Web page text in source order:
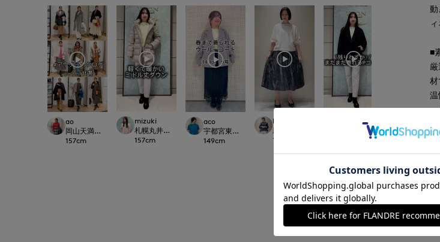
ao
岡山天満屋SUPERIORCLOSET
157cm
mizuki
札幌丸井今井SUPERIOR CLOSET
157cm
aco
宇都宮東武7-IDconcept./INED
149cm
kuro
新宿伊勢丹SUPERIOR CLOSET
165
mizuki
札幌丸井今井SUPERIOR上本町近
163 cm
■
っ
※
が